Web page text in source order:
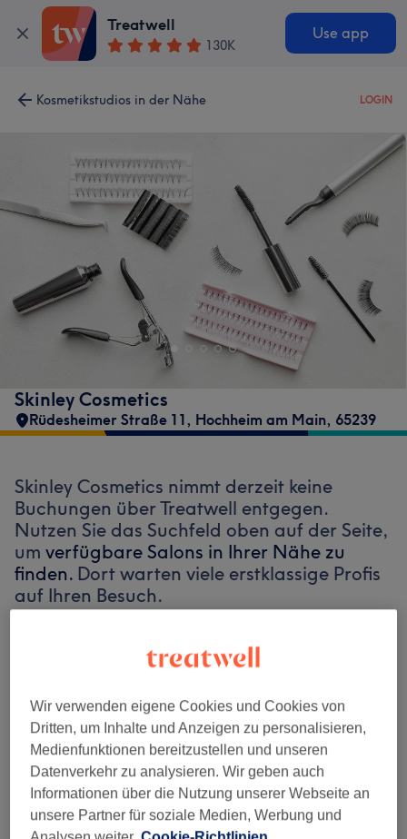
Treatwell
130K
Use app
Kosmetikstudios in der Nähe LOGIN
Skinley Cosmetics
Rüdesheimer Straße 11, Hochheim am Main, 65239
Skinley Cosmetics nimmt derzeit keine
Buchungen über Treatwell entgegen.
Nutzen Sie das Suchfeld oben auf der Seite,
um verfügbare Salons in Ihrer Nähe zu
finden. Dort warten viele erstklassige Profis
auf Ihren Besuch.
Finde die besten Salons in deiner Nähe
Auf Treatwell finden
Wir verwenden eigene Cookies und Cookies von
Dritten, um Inhalte und Anzeigen zu personalisieren,
Medienfunktionen bereitzustellen und unseren
Datenverkehr zu analysieren. Wir geben auch
Informationen über die Nutzung unserer Webseite an
unsere Partner für soziale Medien, Werbung und